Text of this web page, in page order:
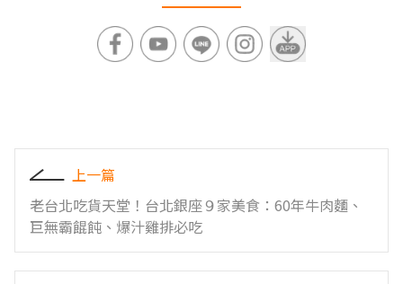
上一篇
老台北吃貨天堂！台北銀座９家美食：60年牛肉麵、
巨無霸餛飩、爆汁雞排必吃